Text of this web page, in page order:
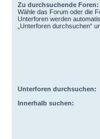
Zu durchsuchende Foren:
Wähle das Forum oder die
Unterforen werden
„Unterforen durchsuchen“
Unterforen durchsuchen:
Innerhalb suchen: